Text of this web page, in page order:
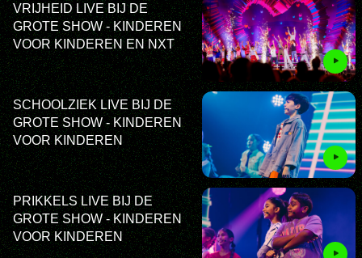
VRIJHEID LIVE BIJ DE
GROTE SHOW - KINDEREN
VOOR KINDEREN EN NXT
SCHOOLZIEK LIVE BIJ DE
GROTE SHOW - KINDEREN
VOOR KINDEREN
PRIKKELS LIVE BIJ DE
GROTE SHOW - KINDEREN
VOOR KINDEREN